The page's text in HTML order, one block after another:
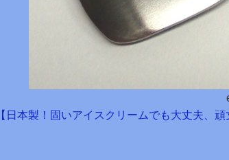
【日本製！固いアイスクリームでも大丈夫、